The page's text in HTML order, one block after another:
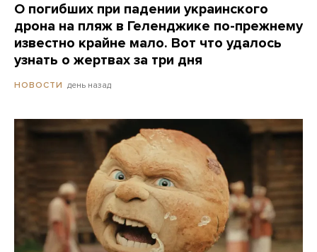
О погибших при падении украинского
дрона на пляж в Геленджике по-прежнему
известно крайне мало. Вот что удалось
узнать о жертвах за три дня
НОВОСТИ день назад